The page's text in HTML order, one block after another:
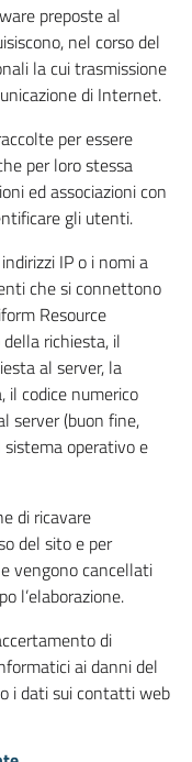
preposte al
nel corso del
la cui trasmissione
di Internet.
per essere
per loro stessa
ed associazioni con
gli utenti.
IP o i nomi a
che si connettono
Resource
richiesta, il
al server, la
codice numerico
server (buon fine,
operativo e
di ricavare
del sito e per
vengono cancellati
l’elaborazione.
di
ai danni del
i dati sui contatti web